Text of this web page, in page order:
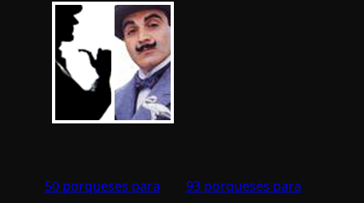
50 porqueses para 93 porqueses para